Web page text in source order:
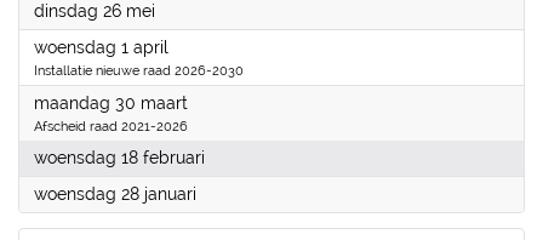
dinsdag 26 mei
woensdag 1 april
Installatie nieuwe raad 2026-2030
maandag 30 maart
Afscheid raad 2021-2026
woensdag 18 februari
woensdag 28 januari